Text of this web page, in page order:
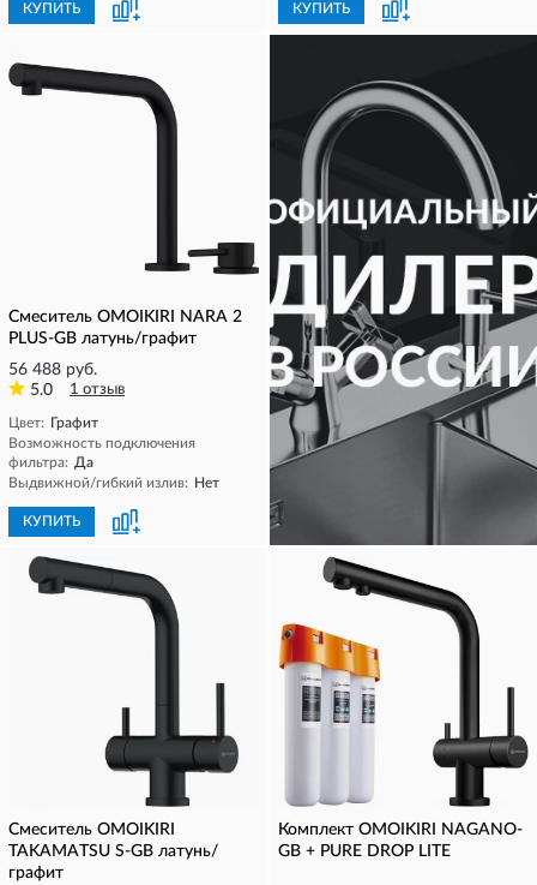
КУПИТЬ КУПИТЬ
Смеситель OMOIKIRI NARA 2
PLUS-GB латунь/графит
56 488 руб.
5.0
1 отзыв
Цвет: Графит
Возможность подключения
фильтра: Да
Выдвижной/гибкий излив: Нет
КУПИТЬ
Смеситель OMOIKIRI
TAKAMATSU S-GB латунь/
графит
Комплект OMOIKIRI NAGANO-
GB + PURE DROP LITE